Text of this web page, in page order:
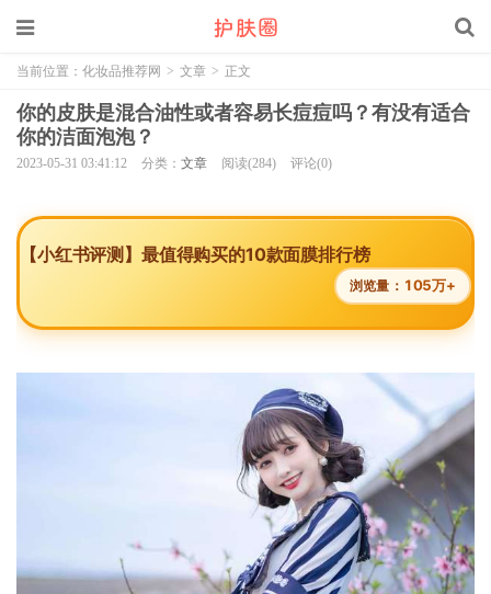
当前位置： 化妆品推荐网 > 文章 > 正文
你的皮肤是混合油性或者容易长痘痘吗？有没有适合
你的洁面泡泡？
2023-05-31 03:41:12 分类： 文章 阅读(284) 评论(0)
【小红书评测】最值得购买的10款面膜排行榜
浏览量： 105万+